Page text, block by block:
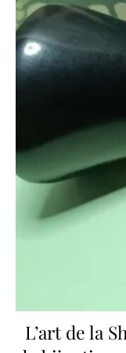
L’art de la